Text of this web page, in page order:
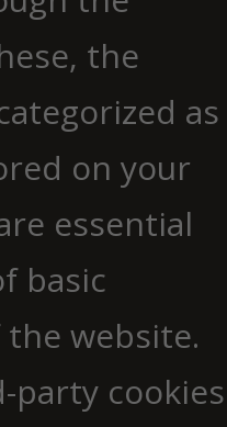
the
as
on your
essential
basic
website.
party cookies